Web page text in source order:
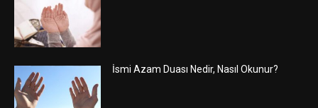
İsmi Azam Duası Nedir, Nasıl Okunur?